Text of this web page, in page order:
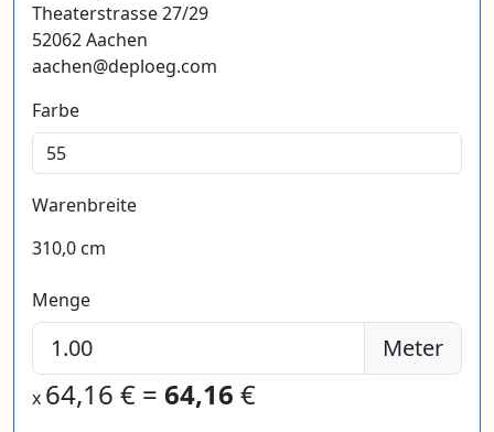
Theaterstrasse 27/29
52062 Aachen
aachen@deploeg.com
Farbe
Warenbreite
310,0 cm
Menge
Meter
x 64,16 € = 64,16 €